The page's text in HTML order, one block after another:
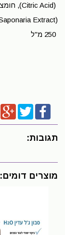
(Saponaria Extract).
תגובות:
מוצרים דומים: